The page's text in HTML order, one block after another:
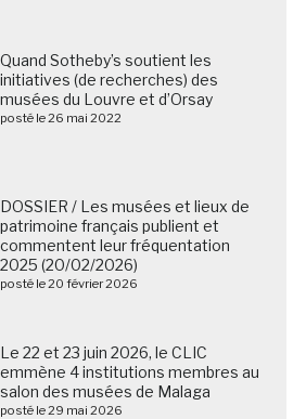
Quand Sotheby’s soutient les
initiatives (de recherches) des
musées du Louvre et d’Orsay
posté le 26 mai 2022
DOSSIER / Les musées et lieux de
patrimoine français publient et
commentent leur fréquentation
2025 (20/02/2026)
posté le 20 février 2026
Le 22 et 23 juin 2026, le CLIC
emmène 4 institutions membres au
salon des musées de Malaga
posté le 29 mai 2026